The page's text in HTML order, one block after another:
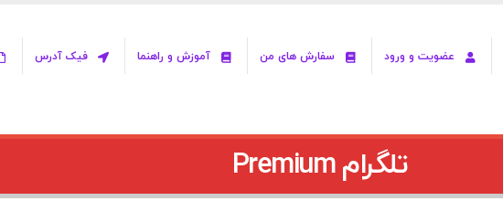
عضویت و ورود سفارش های من آموزش و راهنما فیک آدرس
تلگرام Premium